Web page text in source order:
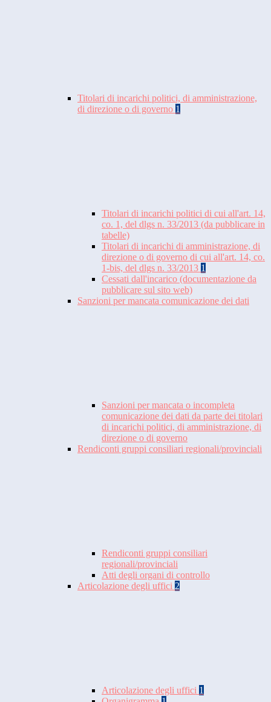
Titolari di incarichi politici, di amministrazione,
di direzione o di governo 1
Titolari di incarichi politici di cui all'art. 14,
co. 1, del dlgs n. 33/2013 (da pubblicare in
tabelle)
Titolari di incarichi di amministrazione, di
direzione o di governo di cui all'art. 14, co.
1-bis, del dlgs n. 33/2013 1
Cessati dall'incarico (documentazione da
pubblicare sul sito web)
Sanzioni per mancata comunicazione dei dati
Sanzioni per mancata o incompleta
comunicazione dei dati da parte dei titolari
di incarichi politici, di amministrazione, di
direzione o di governo
Rendiconti gruppi consiliari regionali/provinciali
Rendiconti gruppi consiliari
regionali/provinciali
Atti degli organi di controllo
Articolazione degli uffici 2
Articolazione degli uffici 1